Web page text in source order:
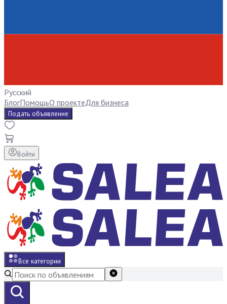
Русский
БлогПомощьО проектеДля бизнеса
Подать объявление
Войти
Все категории